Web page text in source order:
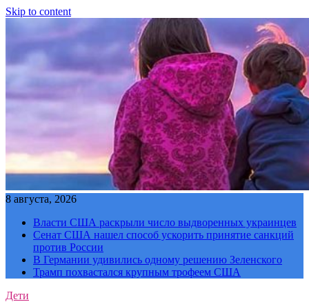
Skip to content
8 августа, 2026
Власти США раскрыли число выдворенных украинцев
Сенат США нашел способ ускорить принятие санкций
против России
В Германии удивились одному решению Зеленского
Трамп похвастался крупным трофеем США
Дети